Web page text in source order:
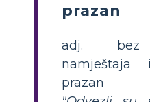
prazan
adj. bez
namještaja
prazan